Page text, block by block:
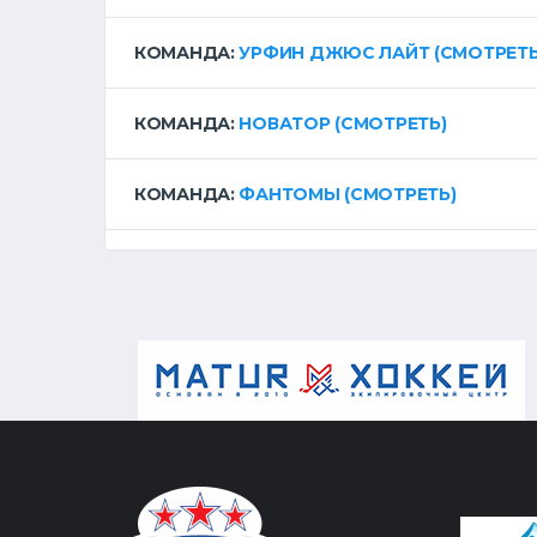
КОМАНДА:УРФИН ДЖЮС ЛАЙТ
КОМАНДА: НОВАТОР (СМОТРЕТЬ)
КОМАНДА: ФАНТОМЫ (СМОТРЕТЬ)